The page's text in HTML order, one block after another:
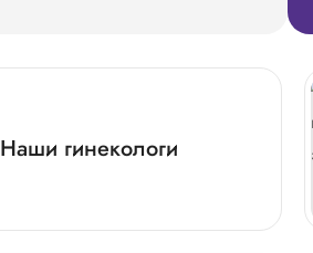
Наши гинекологи